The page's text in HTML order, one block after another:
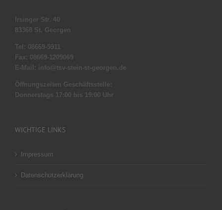
Irsinger Str. 40
83368 St. Georgen
Tel: 08669-5911
Fax: 08669-1209069
E-Mail: info@tsv-stein-st-georgen.de
Öffnungszeiten Geschäftsstelle:
Donnerstags 17:00 bis 19:00 Uhr
WICHTIGE LINKS
Impressum
Datenschutzerklärung